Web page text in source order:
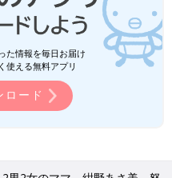
でママの歯を磨きたがる二女です。
いる何かがあるかもしれな
るから、こうやってコラムで
た情報を毎日お届け
使える無料アプリ
ロード